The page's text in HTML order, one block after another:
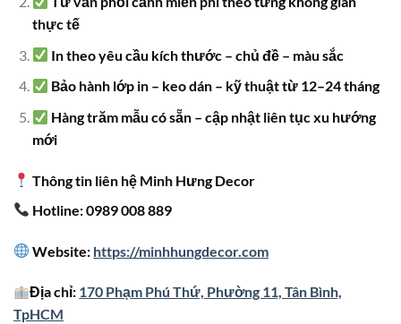
thực tế
In theo yêu cầu kích thước – chủ đề – màu sắc
Bảo hành lớp in – keo dán – kỹ thuật từ 12–24 tháng
Hàng trăm mẫu có sẵn – cập nhật liên tục xu hướng
mới
Thông tin liên hệ Minh Hưng Decor
Hotline: 0989 008 889
Website: https://minhhungdecor.com
Địa chỉ: 170 Phạm Phú Thứ, Phường 11, Tân Bình,
TpHCM